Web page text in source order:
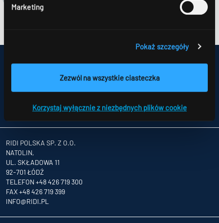
Marketing
Pokaż szczegóły
Zezwól na wszystkie ciasteczka
Korzystaj wyłącznie z niezbędnych plików cookie
IMPRESSUM
OCHRONA DANYCH
UWAGI DLA KONSUMENTÓW DOTYCZĄCE ROZSTRZYGANIA SPORÓW
PARTNERZY
RIDI POLSKA SP. Z O.O.
NATOLIN,
UL. SKŁADOWA 11
92-701 ŁÓDŹ
TELEFON +48 426 719 300
FAX +48 426 719 399
INFO@RIDI.PL